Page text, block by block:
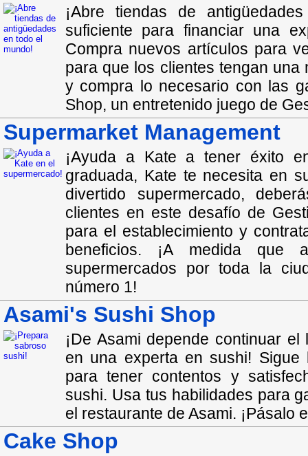
¡Abre tiendas de
suficiente para financiar una
Compra nuevos artículos para
para que los clientes tengan
y compra lo necesario con las
Shop, un entretenido juego de
Supermarket Management
¡Ayuda a Kate a tener éxito
graduada, Kate te necesita en
divertido supermercado,
clientes en este desafío de
para el establecimiento y
beneficios. ¡A medida que
supermercados por toda la
número 1!
Asami's Sushi Shop
¡De Asami depende continuar
en una experta en sushi!
para tener contentos y
sushi. Usa tus habilidades para
el restaurante de Asami. ¡Pásalo
Cake Shop